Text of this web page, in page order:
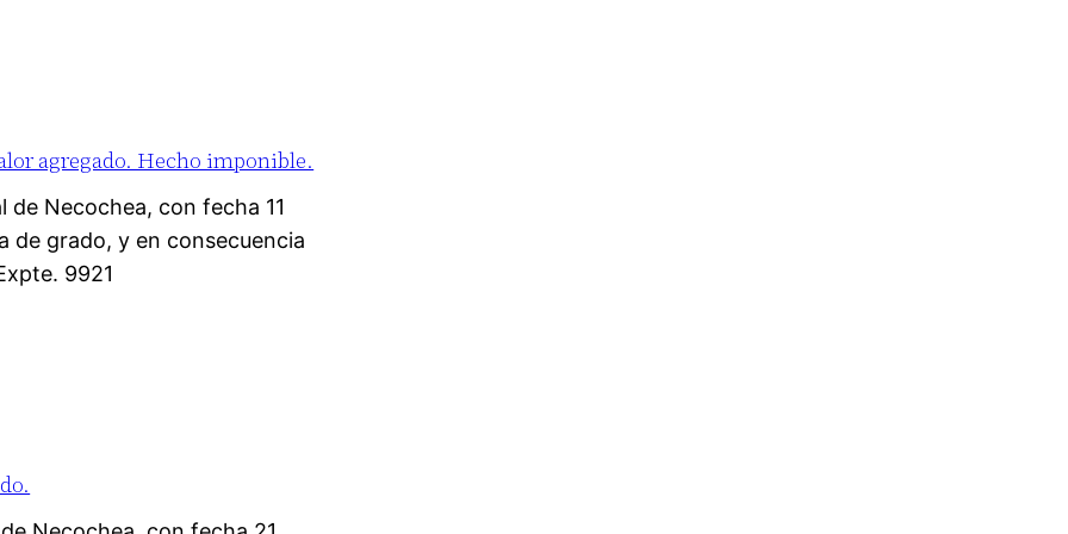
agregado. Hecho imponible.
Necochea, con fecha 11
de grado, y en consecuencia
9921